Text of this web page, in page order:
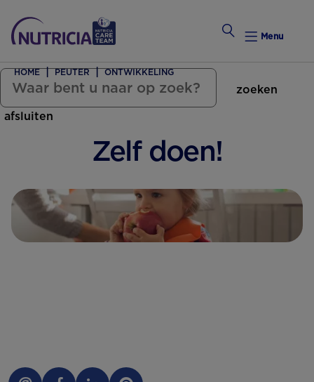
Zwanger Worden
Menu
zoeken
afsluiten
Zelf doen!
HOME PEUTER ONTWIKKELING